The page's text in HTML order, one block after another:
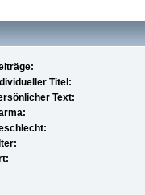
Titel:
Text: